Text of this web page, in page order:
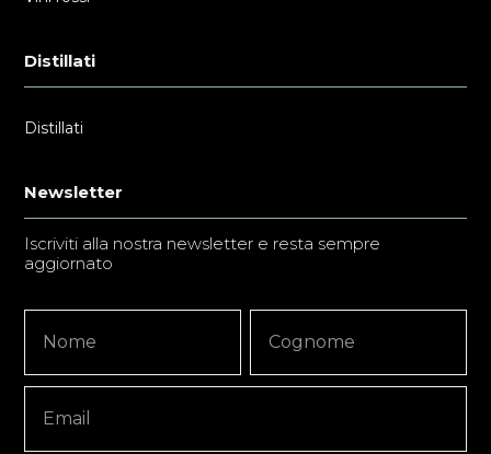
Distillati
Distillati
Newsletter
Iscriviti alla nostra newsletter e resta sempre
aggiornato
Signup
Copy